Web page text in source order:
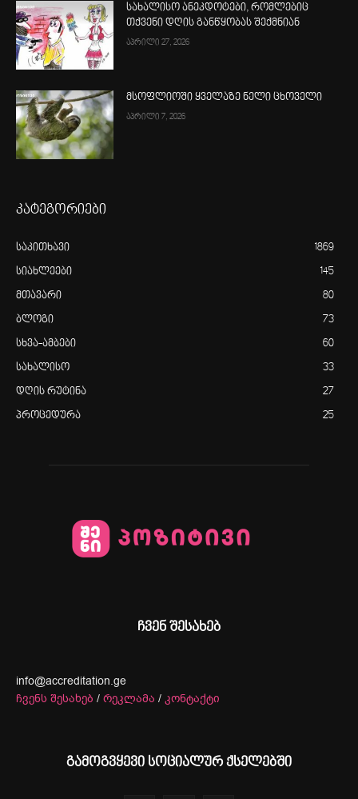
სახალისო ანეკდოტები, რომლებიც
თქვენი დღის განწყობას შექმნიან
აპრილი 27, 2026
მსოფლიოში ყველაზე ნელი ცხოველი
აპრილი 7, 2026
კატეგორიები
საკითხავი 1869
სიახლეები 145
მთავარი 80
ბლოგი 73
სხვა-ამბები 60
სახალისო 33
დღის რუტინა 27
პროცედურა 25
ჩვენ შესახებ
info@accreditation.ge
ჩვენს შესახებ / რეკლამა / კონტაქტი
გამოგვყევი სოციალურ ქსელებში